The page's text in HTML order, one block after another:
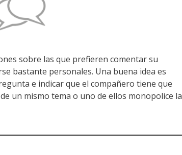
sobre las que prefieren comentar su
bastante personales. Una buena idea es
e indicar que el compañero tiene que
un mismo tema o uno de ellos monopolice la